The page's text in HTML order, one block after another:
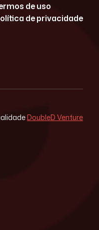
de uso
de privacidade
DoubleD Venture